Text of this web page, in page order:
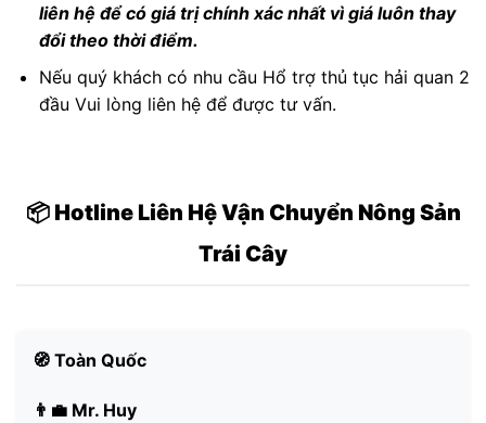
liên hệ để có giá trị chính xác nhất vì giá luôn thay
đổi theo thời điểm.
Nếu quý khách có nhu cầu Hổ trợ thủ tục hải quan 2
đầu Vui lòng liên hệ để được tư vấn.
📦 Hotline Liên Hệ Vận Chuyển Nông Sản
Trái Cây
🧭 Toàn Quốc
👨‍💼 Mr. Huy